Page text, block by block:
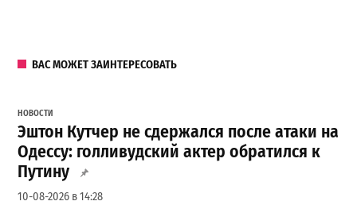
ВАС МОЖЕТ ЗАИНТЕРЕСОВАТЬ
НОВОСТИ
Эштон Кутчер не сдержался после атаки на
Одессу: голливудский актер обратился к
Путину
10-08-2026 в 14:28